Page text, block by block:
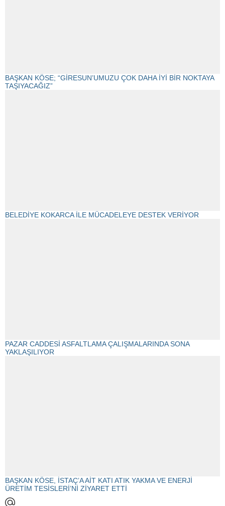
BAŞKAN KÖSE; “GİRESUN’UMUZU ÇOK DAHA İYİ BİR NOKTAYA
TAŞIYACAĞIZ”
BELEDİYE KOKARCA İLE MÜCADELEYE DESTEK VERİYOR
PAZAR CADDESİ ASFALTLAMA ÇALIŞMALARINDA SONA
YAKLAŞILIYOR
BAŞKAN KÖSE, İSTAÇ’A AİT KATI ATIK YAKMA VE ENERJİ
ÜRETİM TESİSLERİ’Nİ ZİYARET ETTİ